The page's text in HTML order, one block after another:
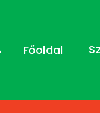
Főoldal